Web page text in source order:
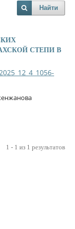
Найти
СТЕПИ В
1 - 1 из 1 результатов